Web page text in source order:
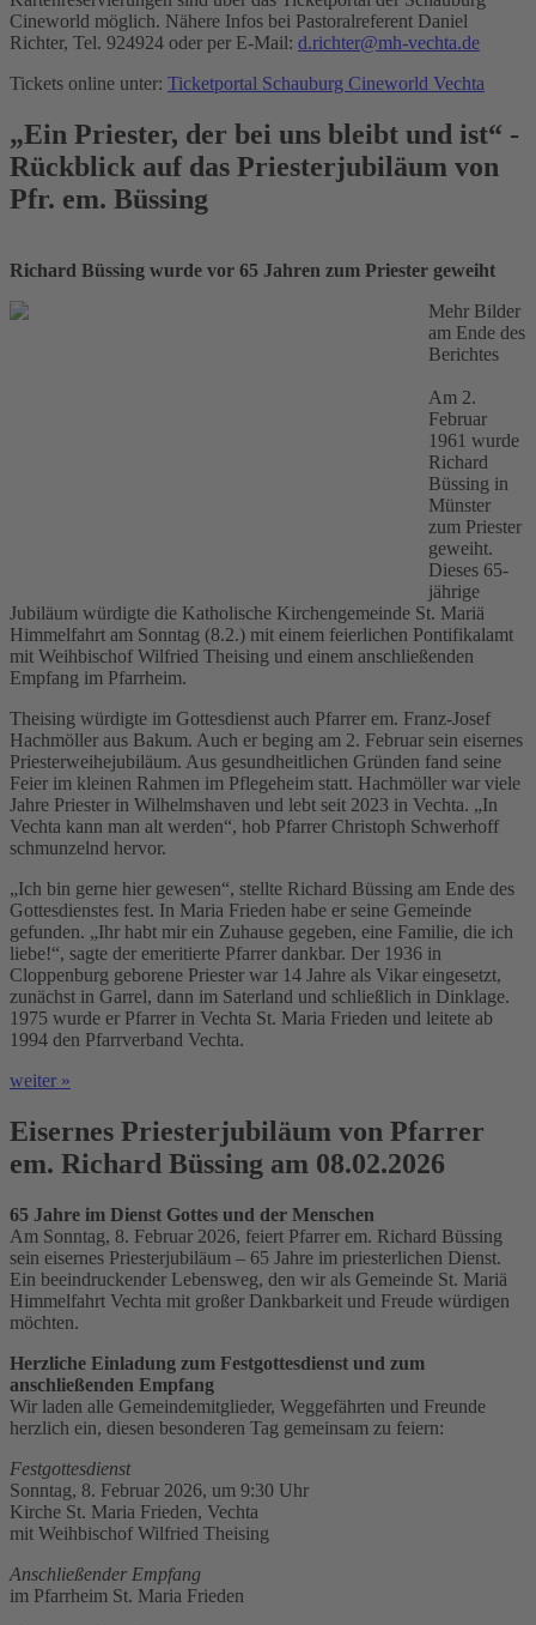
Cineworld möglich. Nähere Infos bei Pastoralreferent Daniel
Richter, Tel. 924924 oder per E-Mail: d.richter@mh-vechta.de
Tickets online unter: Ticketportal Schauburg Cineworld Vechta
„Ein Priester, der bei uns bleibt und ist“ -
Rückblick auf das Priesterjubiläum von
Pfr. em. Büssing
Richard Büssing wurde vor 65 Jahren zum Priester geweiht
Mehr Bilder
am Ende des
Berichtes
Am 2.
Februar
1961 wurde
Richard
Büssing in
Münster
zum Priester
geweiht.
Dieses 65-
jährige
Jubiläum würdigte die Katholische Kirchengemeinde St. Mariä
Himmelfahrt am Sonntag (8.2.) mit einem feierlichen Pontifikalamt
mit Weihbischof Wilfried Theising und einem anschließenden
Empfang im Pfarrheim.
Theising würdigte im Gottesdienst auch Pfarrer em. Franz-Josef
Hachmöller aus Bakum. Auch er beging am 2. Februar sein eisernes
Priesterweihejubiläum. Aus gesundheitlichen Gründen fand seine
Feier im kleinen Rahmen im Pflegeheim statt. Hachmöller war viele
Jahre Priester in Wilhelmshaven und lebt seit 2023 in Vechta. „In
Vechta kann man alt werden“, hob Pfarrer Christoph Schwerhoff
schmunzelnd hervor.
„Ich bin gerne hier gewesen“, stellte Richard Büssing am Ende des
Gottesdienstes fest. In Maria Frieden habe er seine Gemeinde
gefunden. „Ihr habt mir ein Zuhause gegeben, eine Familie, die ich
liebe!“, sagte der emeritierte Pfarrer dankbar. Der 1936 in
Cloppenburg geborene Priester war 14 Jahre als Vikar eingesetzt,
zunächst in Garrel, dann im Saterland und schließlich in Dinklage.
1975 wurde er Pfarrer in Vechta St. Maria Frieden und leitete ab
1994 den Pfarrverband Vechta.
weiter »
Eisernes Priesterjubiläum von Pfarrer
em. Richard Büssing am 08.02.2026
65 Jahre im Dienst Gottes und der Menschen
Am Sonntag, 8. Februar 2026, feiert Pfarrer em. Richard Büssing
sein eisernes Priesterjubiläum – 65 Jahre im priesterlichen Dienst.
Ein beeindruckender Lebensweg, den wir als Gemeinde St. Mariä
Himmelfahrt Vechta mit großer Dankbarkeit und Freude würdigen
möchten.
Herzliche Einladung zum Festgottesdienst und zum
anschließenden Empfang
Wir laden alle Gemeindemitglieder, Weggefährten und Freunde
herzlich ein, diesen besonderen Tag gemeinsam zu feiern:
Festgottesdienst
Sonntag, 8. Februar 2026, um 9:30 Uhr
Kirche St. Maria Frieden, Vechta
mit Weihbischof Wilfried Theising
Anschließender Empfang
im Pfarrheim St. Maria Frieden